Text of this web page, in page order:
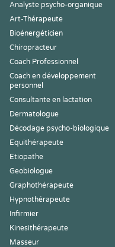
Analyste psycho-organique
Art-Thérapeute
Bioénergéticien
Chiropracteur
Coach Professionnel
Coach en développement
personnel
Consultante en lactation
Dermatologue
Décodage psycho-biologique
Equithérapeute
Etiopathe
Geobiologue
Graphothérapeute
Hypnothérapeute
Infirmier
Kinesithérapeute
Masseur